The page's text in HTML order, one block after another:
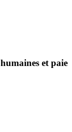
et paie